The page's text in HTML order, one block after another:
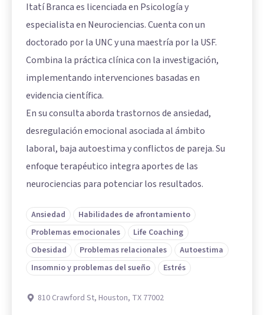
Itatí Branca es licenciada en Psicología y
especialista en Neurociencias. Cuenta con un
doctorado por la UNC y una maestría por la USF.
Combina la práctica clínica con la investigación,
implementando intervenciones basadas en
evidencia científica.
En su consulta aborda trastornos de ansiedad,
desregulación emocional asociada al ámbito
laboral, baja autoestima y conflictos de pareja. Su
enfoque terapéutico integra aportes de las
neurociencias para potenciar los resultados.
Ansiedad
Habilidades de afrontamiento
Problemas emocionales
Life Coaching
Obesidad
Problemas relacionales
Autoestima
Insomnio y problemas del sueño
Estrés
810 Crawford St, Houston, TX 77002